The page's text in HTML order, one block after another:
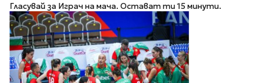
Гласувай за Играч на мача. Остават ти 15 минути.